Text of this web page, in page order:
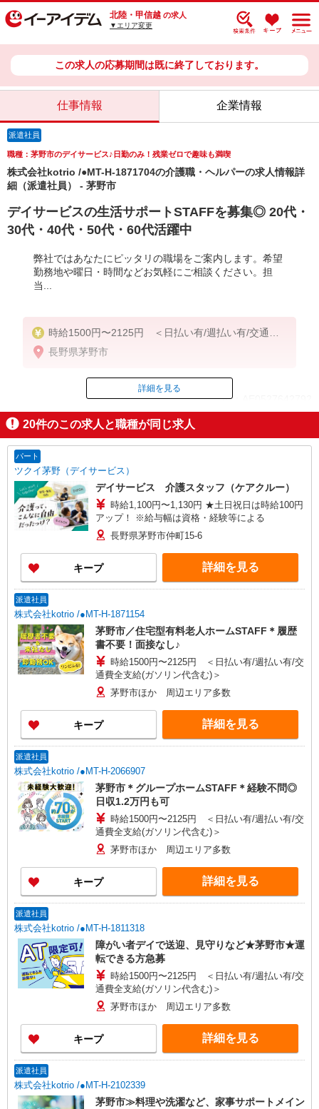
北陸・甲信越 の求人
▼エリア変更
この求人の応募期間は既に終了しております。
仕事情報 企業情報
派遣社員
職種：茅野市のデイサービス♪日勤のみ！残業ゼロで趣味も満喫
株式会社kotrio /●MT-H-1871704の介護職・ヘルパーの求人情報詳
細（派遣社員） - 茅野市
デイサービスの生活サポートSTAFFを募集◎ 20代・
30代・40代・50代・60代活躍中
弊社ではあなたにピッタリの職場をご案内します。希望
勤務地や曜日・時間などお気軽にご相談ください。担
当...
時給1500円〜2125円 ＜日払い有/週払い有/交通費
全支給(ガソリン代含む)＞
長野県茅野市
ID：AE0527642792
掲載期間終了
詳細を見る
20件のこの求人と職種が同じ求人
パート
ツクイ茅野（デイサービス）
デイサービス 介護スタッフ（ケアクルー）
時給1,100円〜1,130円 ★土日祝日は時給100円
アップ！ ※給与幅は資格・経験等による
長野県茅野市仲町15-6
キープ 詳細を見る
派遣社員
株式会社kotrio /●MT-H-1871154
茅野市／住宅型有料老人ホームSTAFF＊履歴
書不要！面接なし♪
時給1500円〜2125円 ＜日払い有/週払い有/交
通費全支給(ガソリン代含む)＞
茅野市ほか 周辺エリア多数
キープ 詳細を見る
派遣社員
株式会社kotrio /●MT-H-2066907
茅野市＊グループホームSTAFF＊経験不問◎
日収1.2万円も可
時給1500円〜2125円 ＜日払い有/週払い有/交
通費全支給(ガソリン代含む)＞
茅野市ほか 周辺エリア多数
キープ 詳細を見る
派遣社員
株式会社kotrio /●MT-H-1811318
障がい者デイで送迎、見守りなど★茅野市★運
転できる方急募
時給1500円〜2125円 ＜日払い有/週払い有/交
通費全支給(ガソリン代含む)＞
茅野市ほか 周辺エリア多数
キープ 詳細を見る
派遣社員
株式会社kotrio /●MT-H-2102339
茅野市≫料理や洗濯など、家事サポートメイン